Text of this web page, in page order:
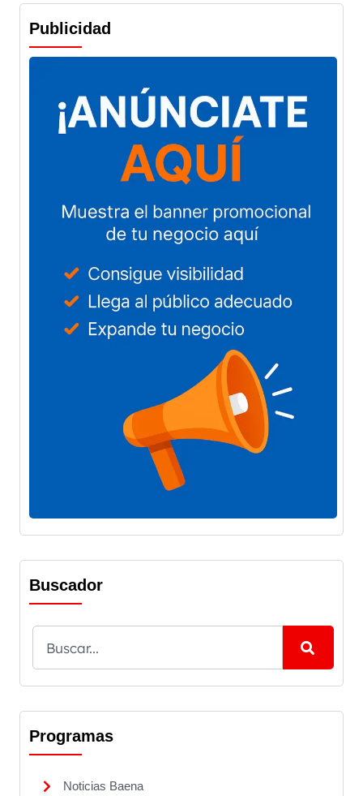
Publicidad
Buscador
Programas
Noticias Baena